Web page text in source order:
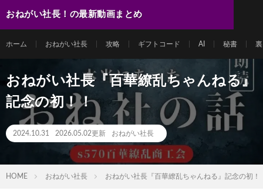
おねがい社長！の最新動画まとめ
ホーム おねがい社長 攻略 ギフトコード AI 秘書
おねがい社長『百華繚乱ちゃんねる』
記念の初！！
2024.10.31 2026.05.02更新 おねがい社長
HOME おねがい社長 おねがい社長『百華繚乱ちゃんねる』記念の初！